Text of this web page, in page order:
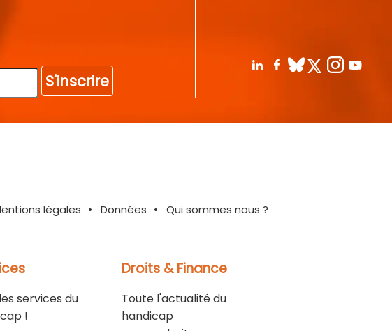
S'inscrire
légales Données Qui sommes nous ?
services du
!
Droits & Finance
Toute l'actualité du
handicap